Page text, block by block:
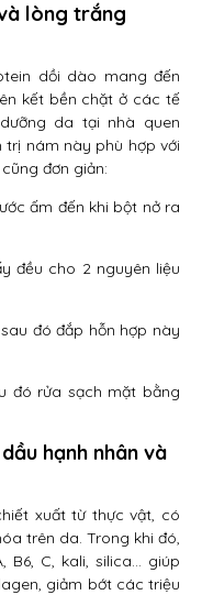
lòng trắng
dồi dào mang đến
kết bền chặt ở các tế
da tại nhà quen
trị nám này phù hợp với
đơn giản:
ấm đến khi bột nở ra
đều cho 2 nguyên liệu
đó đắp hỗn hợp này
đó rửa sạch mặt bằng
hạnh nhân và
xuất từ thực vật, có
trên da. Trong khi đó,
B6, C, kali, silica… giúp
giảm bớt các triệu